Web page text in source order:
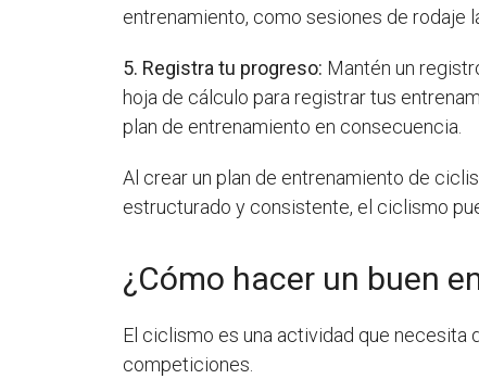
entrenamiento, como sesiones de rodaje
5. Registra tu progreso: Mantén un
hoja de cálculo para registrar tus
plan de entrenamiento en consecuencia.
Al crear un plan de entrenamiento de
estructurado y consistente, el ciclismo
¿Cómo hacer un buen
El ciclismo es una actividad que necesita
competiciones.